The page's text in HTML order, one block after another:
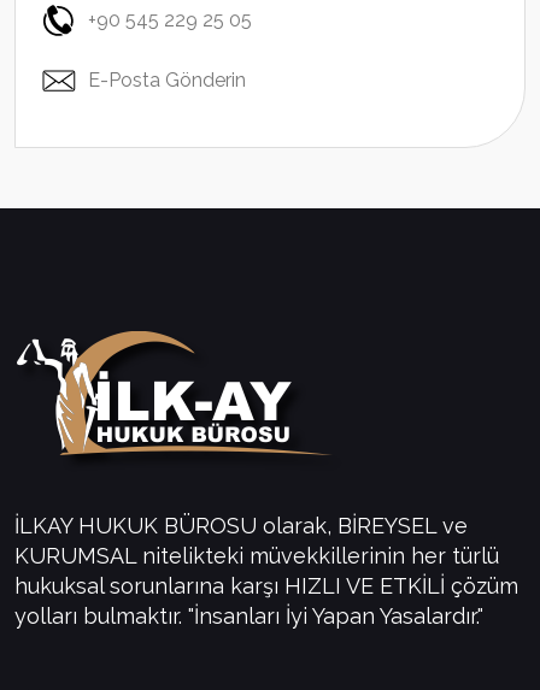
+90 545 229 25 05
E-Posta Gönderin
İLKAY HUKUK BÜROSU olarak, BİREYSEL ve
KURUMSAL nitelikteki müvekkillerinin her türlü
hukuksal sorunlarına karşı HIZLI VE ETKİLİ çözüm
yolları bulmaktır. "İnsanları İyi Yapan Yasalardır."